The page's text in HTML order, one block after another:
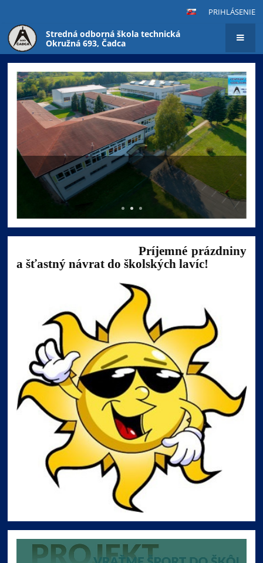
PRIHLÁSENIE
Stredná odborná škola technická
Okružná 693, Čadca
Hlavná
stránka
Aktuálne informácie pre rodičov a
študentov
Príjemné prázdniny
a šťastný návrat do školských lavíc!